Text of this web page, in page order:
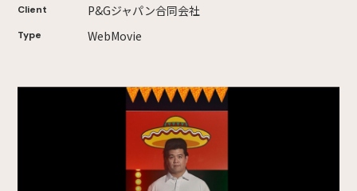
Client P&Gジャパン合同会社
Type WebMovie